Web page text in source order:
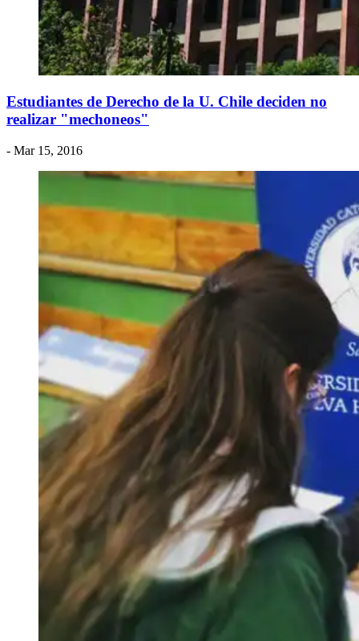
Estudiantes de Derecho de la U. Chile deciden no
realizar "mechoneos"
- Mar 15, 2016